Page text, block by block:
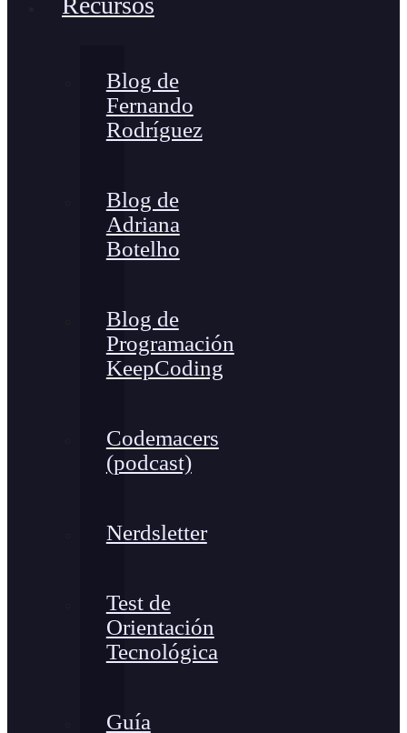
Blog de
Fernando
Rodríguez
Blog de
Adriana
Botelho
Blog de
Programación
KeepCoding
Codemacers
(podcast)
Nerdsletter
Test de
Orientación
Tecnológica
Guía